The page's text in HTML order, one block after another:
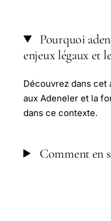
Pourquoi
enjeux légaux et
Découvrez dans cet
aux Adeneler et la
dans ce contexte.
Comment en